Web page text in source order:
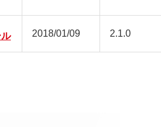
2018/01/09 2.1.0